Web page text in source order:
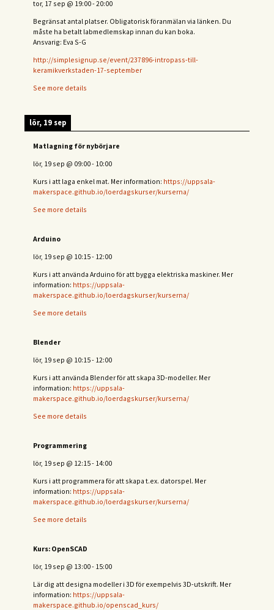
tor, 17 sep @ 19:00-20:00
Begränsat antal platser. Obligatorisk föranmälan via länken. Du
måste ha betalt labmedlemskap innan du kan boka.
Ansvarig: Eva S-G
http://simplesignup.se/event/237896-intropass-till-
keramikverkstaden-17-september
See more details
lör, 19 sep
Matlagning för nybörjare
lör, 19 sep @ 09:00- 10:00
Kurs i att laga enkel mat. Mer information: https://uppsala-
makerspace.github.io/loerdagskurser/kurserna/
See more details
Arduino
lör, 19 sep @ 10:15- 12:00
Kurs i att använda Arduino för att bygga elektriska maskiner. Mer
information: https://uppsala-
makerspace.github.io/loerdagskurser/kurserna/
See more details
Blender
lör, 19 sep @ 10:15- 12:00
Kurs i att använda Blender för att skapa 3D-modeller. Mer
information: https://uppsala-
makerspace.github.io/loerdagskurser/kurserna/
See more details
Programmering
lör, 19 sep @ 12:15- 14:00
Kurs i att programmera för att skapa t.ex. datorspel. Mer
information: https://uppsala-
makerspace.github.io/loerdagskurser/kurserna/
See more details
Kurs: OpenSCAD
lör, 19 sep @ 13:00- 15:00
Lär dig att designa modeller i 3D för exempelvis 3D-utskrift. Mer
information: https://uppsala-
makerspace.github.io/openscad_kurs/